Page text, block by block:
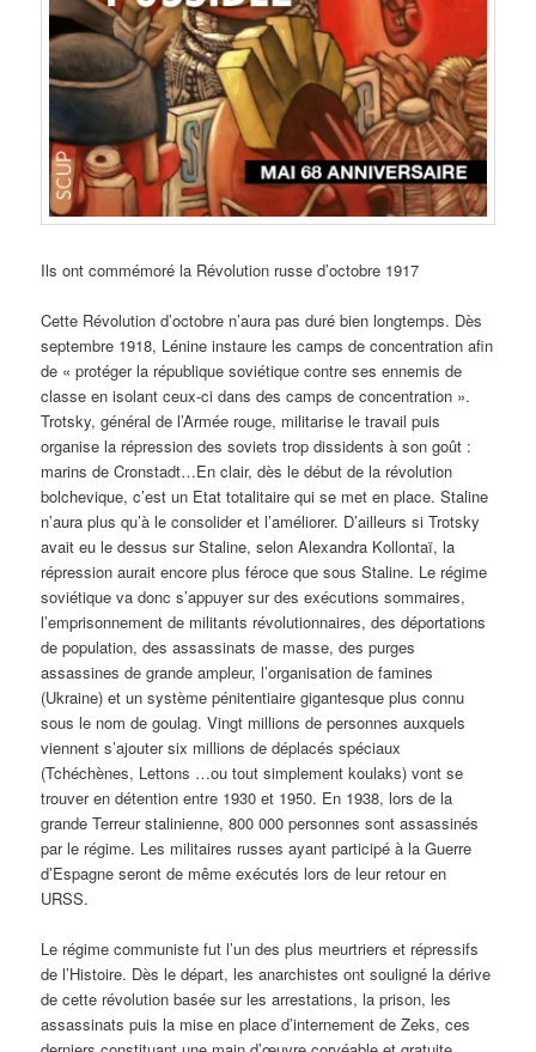
Ils ont commémoré la Révolution russe d’octobre 1917
Cette Révolution d’octobre n’aura pas duré bien longtemps. Dès
septembre 1918, Lénine instaure les camps de concentration afin
de « protéger la république soviétique contre ses ennemis de
classe en isolant ceux-ci dans des camps de concentration ».
Trotsky, général de l’Armée rouge, militarise le travail puis
organise la répression des soviets trop dissidents à son goût :
marins de Cronstadt…En clair, dès le début de la révolution
bolchevique, c’est un Etat totalitaire qui se met en place. Staline
n’aura plus qu’à le consolider et l’améliorer. D’ailleurs si Trotsky
avait eu le dessus sur Staline, selon Alexandra Kollontaï, la
répression aurait encore plus féroce que sous Staline. Le régime
soviétique va donc s’appuyer sur des exécutions sommaires,
l’emprisonnement de militants révolutionnaires, des déportations
de population, des assassinats de masse, des purges
assassines de grande ampleur, l’organisation de famines
(Ukraine) et un système pénitentiaire gigantesque plus connu
sous le nom de goulag. Vingt millions de personnes auxquels
viennent s’ajouter six millions de déplacés spéciaux
(Tchéchènes, Lettons …ou tout simplement koulaks) vont se
trouver en détention entre 1930 et 1950. En 1938, lors de la
grande Terreur stalinienne, 800 000 personnes sont assassinés
par le régime. Les militaires russes ayant participé à la Guerre
d’Espagne seront de même exécutés lors de leur retour en
URSS.
Le régime communiste fut l’un des plus meurtriers et répressifs
de l’Histoire. Dès le départ, les anarchistes ont souligné la dérive
de cette révolution basée sur les arrestations, la prison, les
assassinats puis la mise en place d’internement de Zeks, ces